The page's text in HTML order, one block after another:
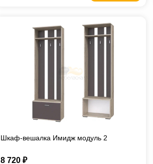
Шкаф-вешалка Имидж модуль 2
8 720 ₽